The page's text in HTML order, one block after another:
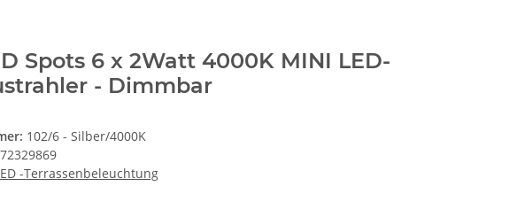
Spots 6 x 2Watt 4000K MINI LED-
- Dimmbar
102/6 - Silber/4000K
-Terrassenbeleuchtung